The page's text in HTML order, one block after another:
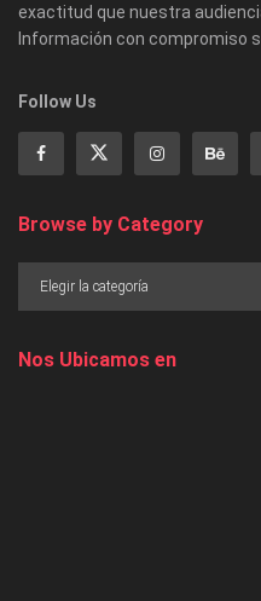
exactitud que nuestra
Información con compromiso
Follow Us
Browse by Category
Nos Ubicamos en